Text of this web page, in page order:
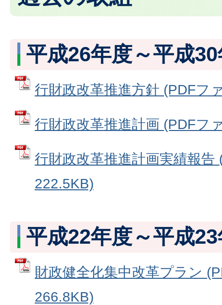
平成26年度～平成
行財政改革推進方針 (PDFフ
行財政改革推進計画 (PDFフ
行財政改革推進計画実績報告
222.5KB)
平成22年度～平成
財政健全化集中改革プラン
266.8KB)